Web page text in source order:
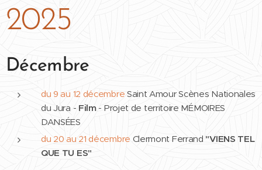
2025
Décembre
du 9 au 12 décembre Saint Amour Scènes Nationales
du Jura - Film- Projet de territoire MÉMOIRES
DANSÉES
du 20 au 21 décembre Clermont Ferrand "VIENS TEL
QUE TU ES"